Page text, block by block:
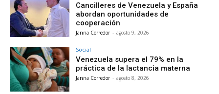
Cancilleres de Venezuela y España
abordan oportunidades de
cooperación
Janna Corredor - agosto 9, 2026
Social
Venezuela supera el 79% en la
práctica de la lactancia materna
Janna Corredor - agosto 8, 2026